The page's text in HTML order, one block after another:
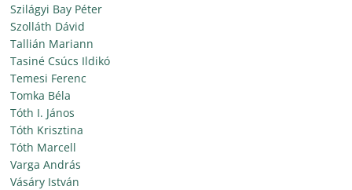
Szilágyi Bay Péter
Szolláth Dávid
Tallián Mariann
Tasiné Csúcs Ildikó
Temesi Ferenc
Tomka Béla
Tóth I. János
Tóth Krisztina
Tóth Marcell
Varga András
Vásáry István